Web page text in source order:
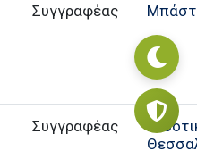
Συγγραφέας
Συγγραφέας